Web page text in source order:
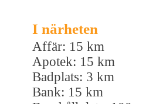
I närheten
Affär: 15 km
Apotek: 15 km
Badplats: 3 km
Bank: 15 km